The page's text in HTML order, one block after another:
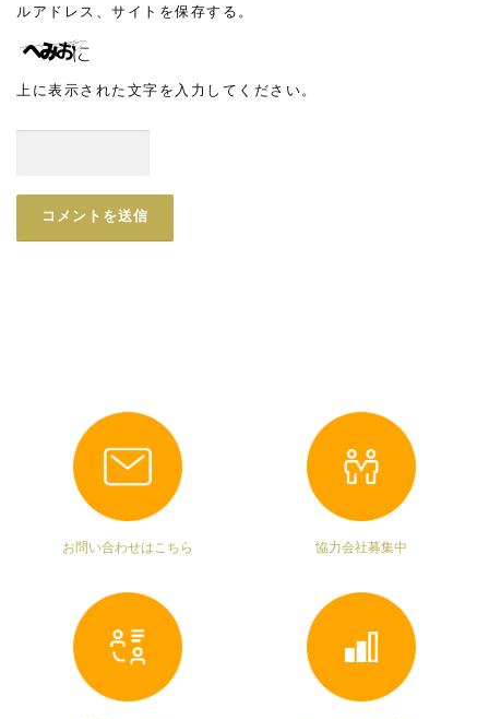
ルアドレス、サイトを保存する。
上に表示された文字を入力してください。
お問い合わせはこちら 協力会社募集中